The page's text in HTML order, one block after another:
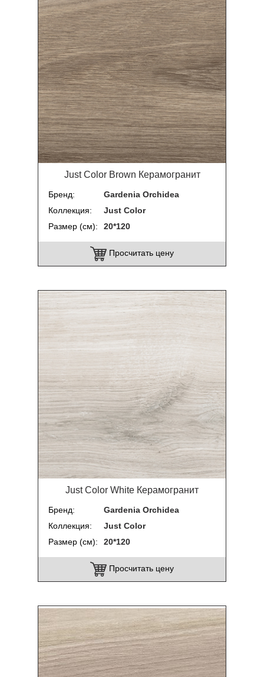
Just Color Brown Керамогранит
Бренд
Gardenia Orchidea
Коллекция
Just Color
Размер (см)
20*120
Просчитать цену
Just Color White Керамогранит
Бренд
Gardenia Orchidea
Коллекция
Just Color
Размер (см)
20*120
Просчитать цену